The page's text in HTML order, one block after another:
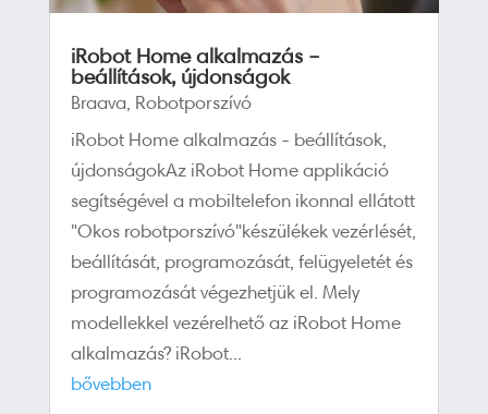
iRobot Home alkalmazás –
beállítások, újdonságok
Braava Robotporszívó
iRobot Home alkalmazás - beállítások,
újdonságokAz iRobot Home applikáció
segítségével a mobiltelefon ikonnal ellátott
"Okos robotporszívó"készülékek vezérlését,
beállítását, programozását, felügyeletét és
programozását végezhetjük el. Mely
modellekkel vezérelhető az iRobot Home
alkalmazás? iRobot...
bővebben